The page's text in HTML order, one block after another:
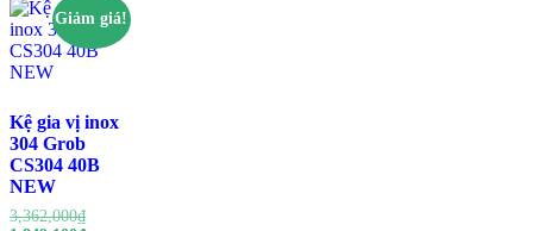
Giảm giá!
Kệ gia vị inox
304 Grob
CS304 40B
NEW
3,362,000₫